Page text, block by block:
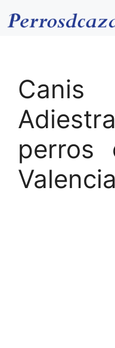
perros
Valencia